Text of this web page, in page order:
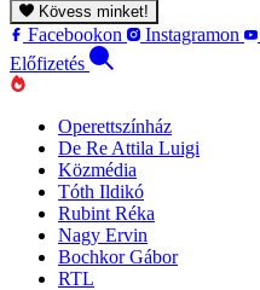
Kövess minket!
Facebookon Instagramon
Előfizetés
Operettszínház
De Re Attila Luigi
Közmédia
Tóth Ildikó
Rubint Réka
Nagy Ervin
Bochkor Gábor
RTL